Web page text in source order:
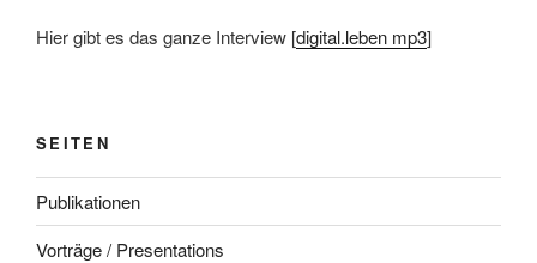
Hier gibt es das ganze Interview [digital.leben mp3]
SEITEN
Publikationen
Vorträge / Presentations